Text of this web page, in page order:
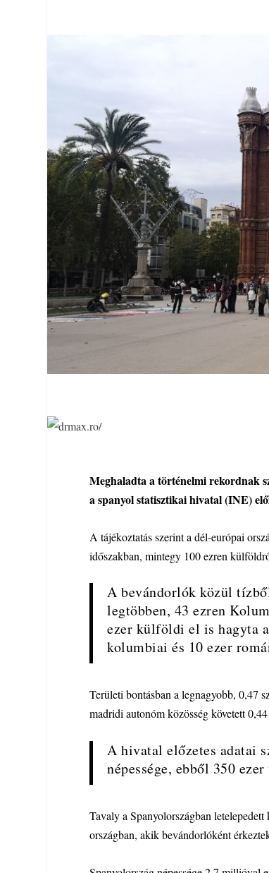
Meghaladta a történelmi rekordnak
a spanyol statisztikai hivatal (INE)
A tájékoztatás szerint a dél-európai
időszakban, mintegy 100 ezren
A bevándorlók közül
legtöbben, 43 ezren
ezer külföldi el is hagyta
kolumbiai és 10 ezer
Területi bontásban a legnagyobb, 0,47
madridi autonóm közösség követett
A hivatal előzetes adatai
népessége, ebből 350
Tavaly a Spanyolországban
országban, akik bevándorlóként